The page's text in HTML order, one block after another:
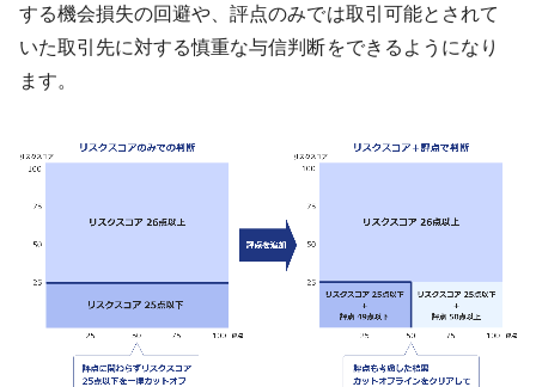
する機会損失の回避や、評点のみでは取引可能とされて
いた取引先に対する慎重な与信判断をできるようになり
ます。